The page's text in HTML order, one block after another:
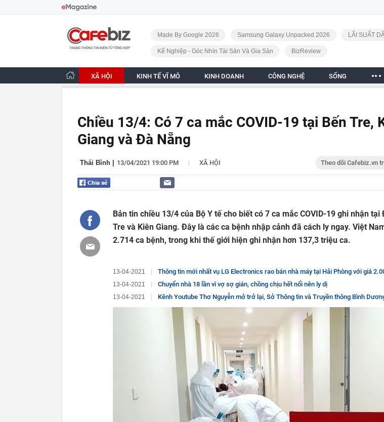
CafeBiz - Trang chủ
Made By Google 2026 Samsung Galaxy Unpacked 2026 LÃI SUẤT
Kế Nghiệp - Góc Nhìn Tài Sản Và Gia Sản BizReview
XÃ HỘI KINH TẾ VĨ MÔ KINH DOANH CÔNG NGHỆ SỐNG
Chiều 13/4: Có 7 ca mắc COVID-19 tại Bến Tre,
Giang và Đà Nẵng
Thái Bình 13/04/2021 19:00 PM | XÃ HỘI Theo dõi Cafebiz.vn
Bản tin chiều 13/4 của Bộ Y tế cho biết có 7 ca mắc COVID-19 ghi nhận tại
Tre và Kiên Giang. Đây là các ca bệnh nhập cảnh đã cách ly ngay. Việt
2.714 ca bệnh, trong khi thế giới hiện ghi nhận hơn 137,3 triệu ca.
13-04-2021 Thông tin mới nhất vụ LG Electronics rao bán nhà máy tại Hải Phòng với giá
13-04-2021 Chuyển nhà 18 lần vì vợ sợ gián, chồng chịu hết nổi nên ly dị
13-04-2021 Kênh Youtube Thơ Nguyễn mở trở lại, Sở Thông tin và Truyền thông Bình